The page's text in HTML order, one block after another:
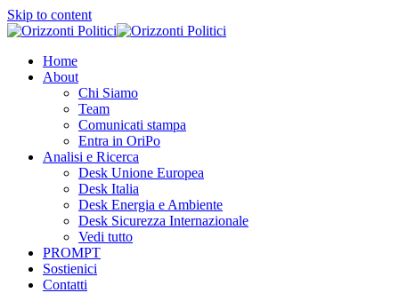
Skip to content
Home
About
Chi Siamo
Team
Comunicati stampa
Entra in OriPo
Analisi e Ricerca
Desk Unione Europea
Desk Italia
Desk Energia e Ambiente
Desk Sicurezza Internazionale
Vedi tutto
PROMPT
Sostienici
Contatti